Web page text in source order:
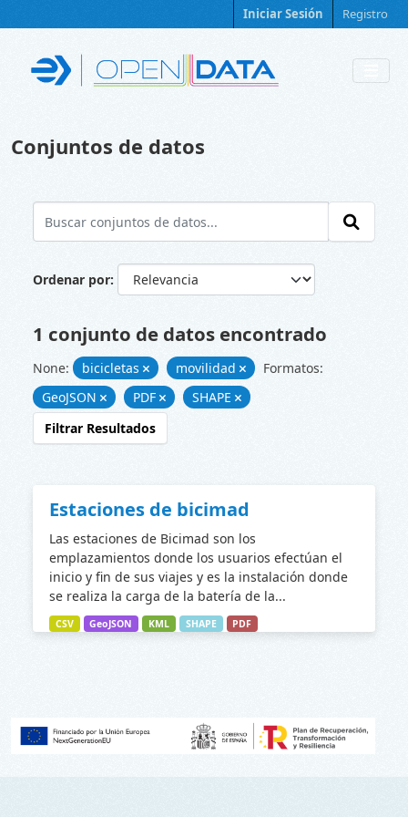
Iniciar Sesión Registro
Conjuntos de datos
Ordenar por
1 conjunto de datos encontrado
None: bicicletas movilidad
Formatos:
GeoJSON
PDF
SHAPE
Filtrar Resultados
Estaciones de bicimad
Las estaciones de Bicimad son los
emplazamientos donde los usuarios efectúan el
inicio y fin de sus viajes y es la instalación donde
se realiza la carga de la batería de la...
CSV GeoJSON KML SHAPE PDF